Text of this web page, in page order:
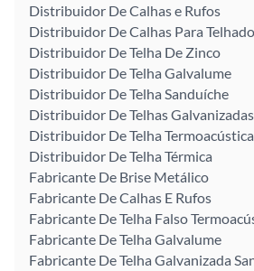
Distribuidor De Calhas e Rufos
Distribuidor De Calhas Para Telhado
Distribuidor De Telha De Zinco
Distribuidor De Telha Galvalume
Distribuidor De Telha Sanduíche
Distribuidor De Telhas Galvanizadas
Distribuidor De Telha Termoacústica
Distribuidor De Telha Térmica
Fabricante De Brise Metálico
Fabricante De Calhas E Rufos
Fabricante De Telha Falso
Fabricante De Telha Galvalume
Fabricante De Telha Galvanizada